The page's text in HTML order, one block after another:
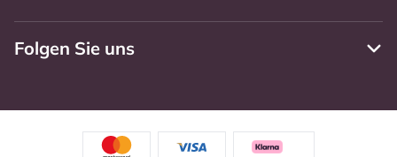
Folgen Sie uns